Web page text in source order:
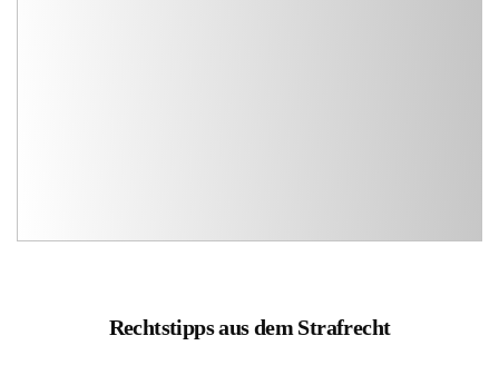
Rechtstipps aus dem Strafrecht